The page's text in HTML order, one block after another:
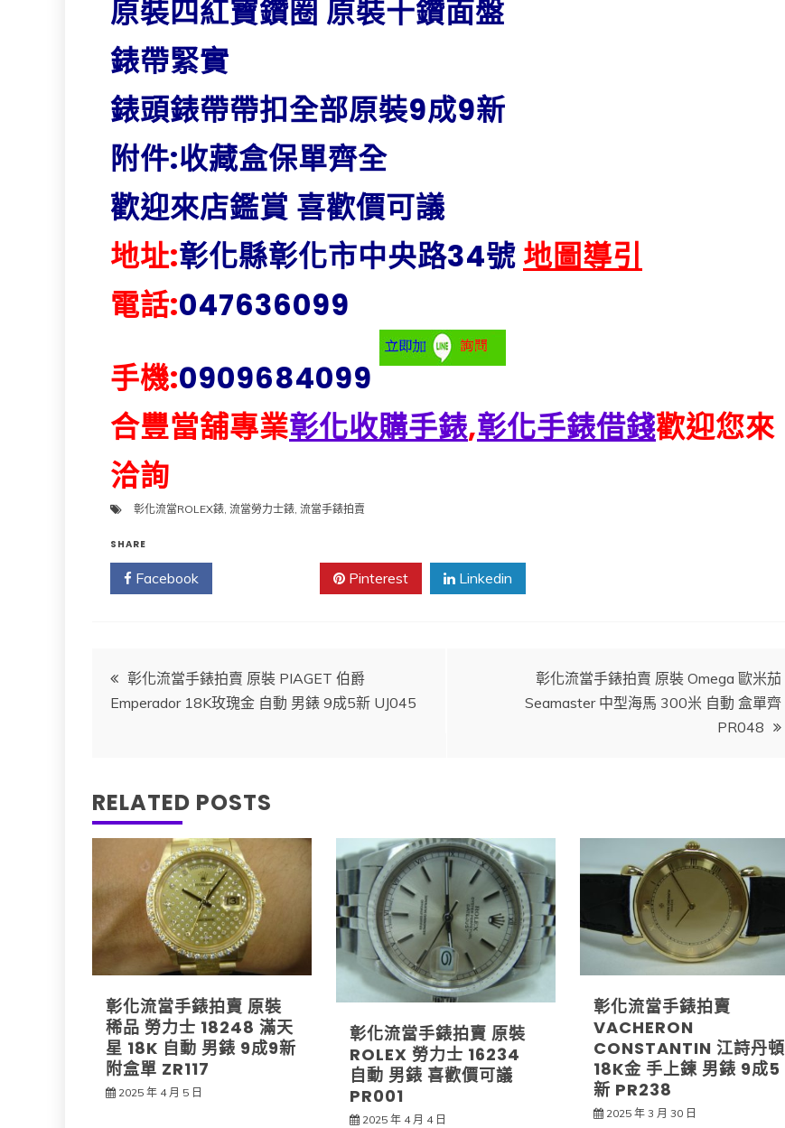
原裝四紅寶鑽圈 原裝十鑽面盤
錶帶緊實
錶頭錶帶帶扣全部原裝9成9新
附件:收藏盒保單齊全
歡迎來店鑑賞 喜歡價可議
地址:彰化縣彰化市中央路34號 地圖導引
電話:047636099
手機:0909684099
合豐當舖專業彰化收購手錶,彰化手錶借錢歡迎您來
洽詢
彰化流當ROLEX錶 流當勞力士錶 流當手錶拍賣
SHARE
Facebook Pinterest Linkedin
文
章
覽
彰化流當手錶拍賣 原裝 PIAGET 伯爵
Emperador 18K玫瑰金 自動 男錶 9成5新 UJ045
彰化流當手錶拍賣 原裝 Omega 歐米茄
Seamaster 中型海馬 300米 自動 盒單齊
PR048
RELATED POSTS
彰化流當手錶拍賣 原裝
稀品 勞力士 18248 滿天
星 18K 自動 男錶 9成9新
附盒單 ZR117
2025 年 4 月 5 日
彰化流當手錶拍賣 原裝
ROLEX 勞力士 16234
自動 男錶 喜歡價可議
PR001
2025 年 4 月 4 日
彰化流當手錶拍賣
VACHERON
CONSTANTIN 江詩丹頓
18K金 手上鍊 男錶 9成5
新 PR238
2025 年 3 月 30 日